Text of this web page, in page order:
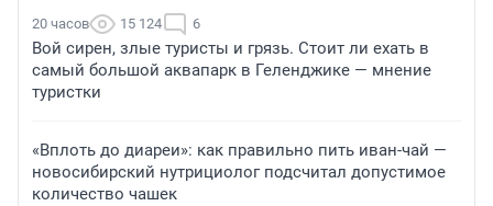
20 часов 15 124 6
Вой сирен, злые туристы и грязь. Стоит ли ехать в
самый большой аквапарк в Геленджике — мнение
туристки
«Вплоть до диареи»: как правильно пить иван-чай —
новосибирский нутрициолог подсчитал допустимое
количество чашек